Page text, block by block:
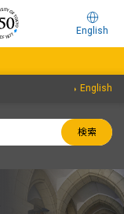
English
English
検索